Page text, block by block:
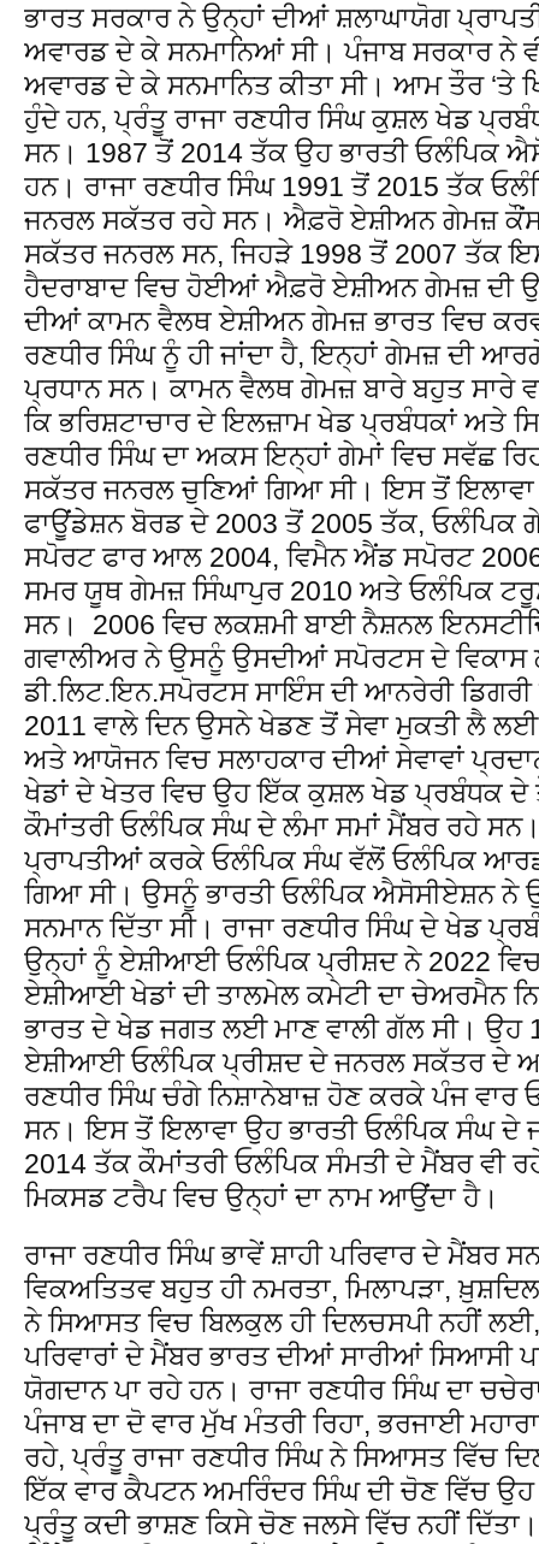
ਭਾਰਤ ਸਰਕਾਰ ਨੇ ਉਨ੍ਹਾਂ ਦੀਆਂ ਸ਼ਲਾਘਾਯੋਗ
ਅਵਾਰਡ ਦੇ ਕੇ ਸਨਮਾਨਿਆਂ ਸੀ। ਪੰਜਾਬ ਸਰਕਾਰ ਨੇ
ਅਵਾਰਡ ਦੇ ਕੇ ਸਨਮਾਨਿਤ ਕੀਤਾ ਸੀ। ਆਮ ਤੌਰ ‘ਤੇ
ਹੁੰਦੇ ਹਨ, ਪ੍ਰੰਤੂ ਰਾਜਾ ਰਣਧੀਰ ਸਿੰਘ ਕੁਸ਼ਲ ਖੇਡ
ਸਨ। 1987 ਤੋਂ 2014 ਤੱਕ ਉਹ ਭਾਰਤੀ ਓਲੰਪਿਕ
ਹਨ। ਰਾਜਾ ਰਣਧੀਰ ਸਿੰਘ 1991 ਤੋਂ 2015 ਤੱਕ
ਜਨਰਲ ਸਕੱਤਰ ਰਹੇ ਸਨ। ਐਫ਼ਰੋ ਏਸ਼ੀਅਨ ਗੇਮਜ਼
ਸਕੱਤਰ ਜਨਰਲ ਸਨ, ਜਿਹੜੇ 1998 ਤੋਂ 2007 ਤੱਕ
ਹੈਦਰਾਬਾਦ ਵਿਚ ਹੋਈਆਂ ਐਫ਼ਰੋ ਏਸ਼ੀਅਨ ਗੇਮਜ਼ ਦੀ
ਦੀਆਂ ਕਾਮਨ ਵੈਲਥ ਏਸ਼ੀਅਨ ਗੇਮਜ਼ ਭਾਰਤ ਵਿਚ
ਰਣਧੀਰ ਸਿੰਘ ਨੂੰ ਹੀ ਜਾਂਦਾ ਹੈ, ਇਨ੍ਹਾਂ ਗੇਮਜ਼ ਦੀ
ਪ੍ਰਧਾਨ ਸਨ। ਕਾਮਨ ਵੈਲਥ ਗੇਮਜ਼ ਬਾਰੇ ਬਹੁਤ ਸਾਰੇ
ਕਿ ਭਰਿਸ਼ਟਾਚਾਰ ਦੇ ਇਲਜ਼ਾਮ ਖੇਡ ਪ੍ਰਬੰਧਕਾਂ ਅਤੇ
ਰਣਧੀਰ ਸਿੰਘ ਦਾ ਅਕਸ ਇਨ੍ਹਾਂ ਗੇਮਾਂ ਵਿਚ ਸਵੱਛ
ਸਕੱਤਰ ਜਨਰਲ ਚੁਣਿਆਂ ਗਿਆ ਸੀ। ਇਸ ਤੋਂ ਇਲਾਵਾ
ਫਾਊਂਡੇਸ਼ਨ ਬੋਰਡ ਦੇ 2003 ਤੋਂ 2005 ਤੱਕ, ਓਲੰਪਿਕ
ਸਪੋਰਟ ਫਾਰ ਆਲ 2004, ਵਿਮੈਨ ਐਂਡ ਸਪੋਰਟ
ਸਮਰ ਯੂਥ ਗੇਮਜ਼ ਸਿੰਘਾਪੁਰ 2010 ਅਤੇ ਓਲੰਪਿਕ
ਸਨ। 2006 ਵਿਚ ਲਕਸ਼ਮੀ ਬਾਈ ਨੈਸ਼ਨਲ
ਗਵਾਲੀਅਰ ਨੇ ਉਸਨੂੰ ਉਸਦੀਆਂ ਸਪੋਰਟਸ ਦੇ ਵਿਕਾਸ
ਡੀ.ਲਿਟ.ਇਨ.ਸਪੋਰਟਸ ਸਾਇੰਸ ਦੀ ਆਨਰੇਰੀ
2011 ਵਾਲੇ ਦਿਨ ਉਸਨੇ ਖੇਡਣ ਤੋਂ ਸੇਵਾ ਮੁਕਤੀ ਲੈ
ਅਤੇ ਆਯੋਜਨ ਵਿਚ ਸਲਾਹਕਾਰ ਦੀਆਂ ਸੇਵਾਵਾਂ
ਖੇਡਾਂ ਦੇ ਖੇਤਰ ਵਿਚ ਉਹ ਇੱਕ ਕੁਸ਼ਲ ਖੇਡ ਪ੍ਰਬੰਧਕ ਦੇ
ਕੌਮਾਂਤਰੀ ਓਲੰਪਿਕ ਸੰਘ ਦੇ ਲੰਮਾ ਸਮਾਂ ਮੈਂਬਰ ਰਹੇ
ਪ੍ਰਾਪਤੀਆਂ ਕਰਕੇ ਓਲੰਪਿਕ ਸੰਘ ਵੱਲੋਂ ਓਲੰਪਿਕ
ਗਿਆ ਸੀ। ਉਸਨੂੰ ਭਾਰਤੀ ਓਲੰਪਿਕ ਐਸੋਸੀਏਸ਼ਨ ਨੇ
ਸਨਮਾਨ ਦਿੱਤਾ ਸੀ। ਰਾਜਾ ਰਣਧੀਰ ਸਿੰਘ ਦੇ ਖੇਡ
ਉਨ੍ਹਾਂ ਨੂੰ ਏਸ਼ੀਆਈ ਓਲੰਪਿਕ ਪ੍ਰੀਸ਼ਦ ਨੇ 2022
ਏਸ਼ੀਆਈ ਖੇਡਾਂ ਦੀ ਤਾਲਮੇਲ ਕਮੇਟੀ ਦਾ ਚੇਅਰਮੈਨ
ਭਾਰਤ ਦੇ ਖੇਡ ਜਗਤ ਲਈ ਮਾਣ ਵਾਲੀ ਗੱਲ ਸੀ। ਉਹ
ਏਸ਼ੀਆਈ ਓਲੰਪਿਕ ਪ੍ਰੀਸ਼ਦ ਦੇ ਜਨਰਲ ਸਕੱਤਰ ਦੇ
ਰਣਧੀਰ ਸਿੰਘ ਚੰਗੇ ਨਿਸ਼ਾਨੇਬਾਜ਼ ਹੋਣ ਕਰਕੇ ਪੰਜ ਵਾਰ
ਸਨ। ਇਸ ਤੋਂ ਇਲਾਵਾ ਉਹ ਭਾਰਤੀ ਓਲੰਪਿਕ ਸੰਘ
2014 ਤੱਕ ਕੌਮਾਂਤਰੀ ਓਲੰਪਿਕ ਸੰਮਤੀ ਦੇ ਮੈਂਬਰ ਵੀ
ਮਿਕਸਡ ਟਰੈਪ ਵਿਚ ਉਨ੍ਹਾਂ ਦਾ ਨਾਮ ਆਉਂਦਾ ਹੈ।
ਰਾਜਾ ਰਣਧੀਰ ਸਿੰਘ ਭਾਵੇਂ ਸ਼ਾਹੀ ਪਰਿਵਾਰ ਦੇ ਮੈਂਬਰ
ਵਿਕਅਤਿਤਵ ਬਹੁਤ ਹੀ ਨਮਰਤਾ, ਮਿਲਾਪੜਾ,
ਨੇ ਸਿਆਸਤ ਵਿਚ ਬਿਲਕੁਲ ਹੀ ਦਿਲਚਸਪੀ ਨਹੀਂ ਲਈ,
ਪਰਿਵਾਰਾਂ ਦੇ ਮੈਂਬਰ ਭਾਰਤ ਦੀਆਂ ਸਾਰੀਆਂ
ਯੋਗਦਾਨ ਪਾ ਰਹੇ ਹਨ। ਰਾਜਾ ਰਣਧੀਰ ਸਿੰਘ ਦਾ
ਪੰਜਾਬ ਦਾ ਦੋ ਵਾਰ ਮੁੱਖ ਮੰਤਰੀ ਰਿਹਾ, ਭਰਜਾਈ
ਰਹੇ, ਪ੍ਰੰਤੂ ਰਾਜਾ ਰਣਧੀਰ ਸਿੰਘ ਨੇ ਸਿਆਸਤ ਵਿੱਚ
ਇੱਕ ਵਾਰ ਕੈਪਟਨ ਅਮਰਿੰਦਰ ਸਿੰਘ ਦੀ ਚੋਣ ਵਿੱਚ
ਪ੍ਰੰਤੂ ਕਦੀ ਭਾਸ਼ਣ ਕਿਸੇ ਚੋਣ ਜਲਸੇ ਵਿੱਚ ਨਹੀਂ